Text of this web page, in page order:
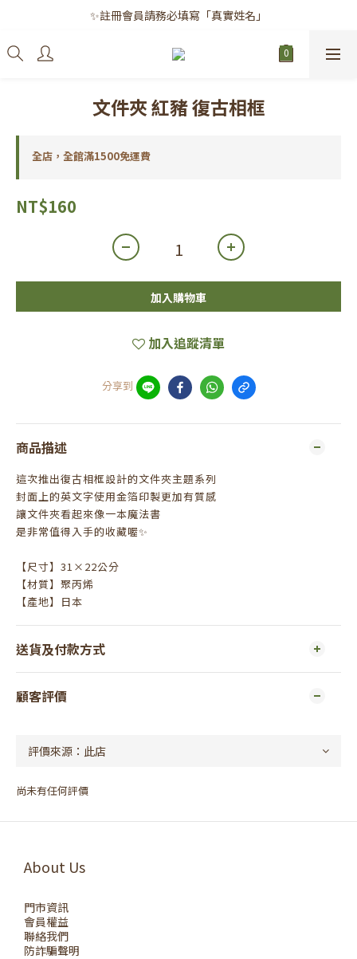
✨註冊會員請務必填寫「真實姓名」
✨註冊會員請務必填寫「真實姓名」
｜每月8日｜會員滿千免運日
文件夾 紅豬 復古相框
全店，全館滿1500免運費
NT$160
加入購物車
加入追蹤清單
分享到
商品描述
這次推出復古相框設計的文件夾主題系列
封面上的英文字使用金箔印製更加有質感
讓文件夾看起來像一本魔法書
是非常值得入手的收藏喔✨
【尺寸】31×22公分
【材質】聚丙烯
【產地】日本
送貨及付款方式
顧客評價
尚未有任何評價
About Us
門市資訊
會員權益
聯絡我們
防詐騙聲明